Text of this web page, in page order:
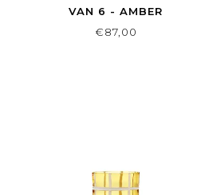
VAN 6 - AMBER
€87,00